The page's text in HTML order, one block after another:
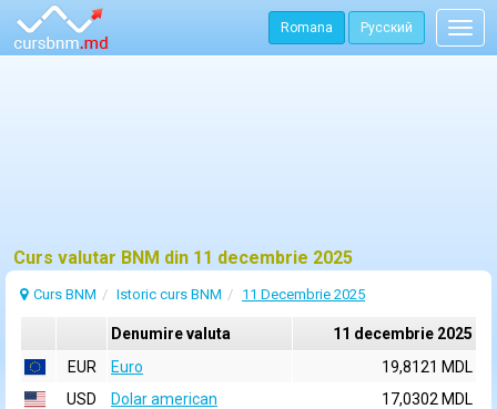
Romana Русский
Curs valutar BNM din 11 decembrie 2025
Curs BNM Istoric curs BNM 11 Decembrie 2025
Denumire valuta
11 decembrie 2025
EUR
Euro
19,8121 MDL
USD
Dolar american
17,0302 MDL